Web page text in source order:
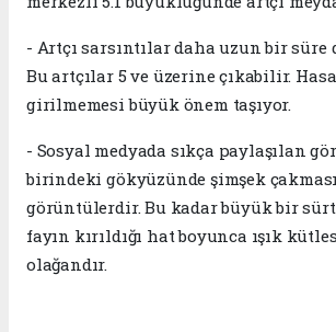
- Artçı sarsıntılar daha uzun bir süre
Bu artçılar 5 ve üzerine çıkabilir.
girilmemesi büyük önem taşıyor.
- Sosyal medyada sıkça paylaşılan
birindeki gökyüzünde şimşek
görüntülerdir. Bu kadar büyük bir
fayın kırıldığı hat boyunca ışık
olağandır.